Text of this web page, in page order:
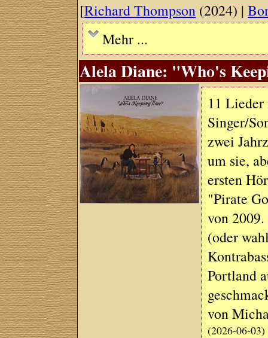
[Richard Thompson (2024) |
Mehr ...
Alela Diane: "Who's
11
Singer/
zwei
um sie,
ersten
"Pirate
von
(oder
Portland
von
(2026-06-03)